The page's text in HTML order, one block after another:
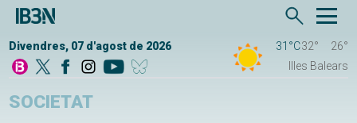
Divendres, 07 d'agost de 2026 31°C32°
26°
Illes Balears
SOCIETAT